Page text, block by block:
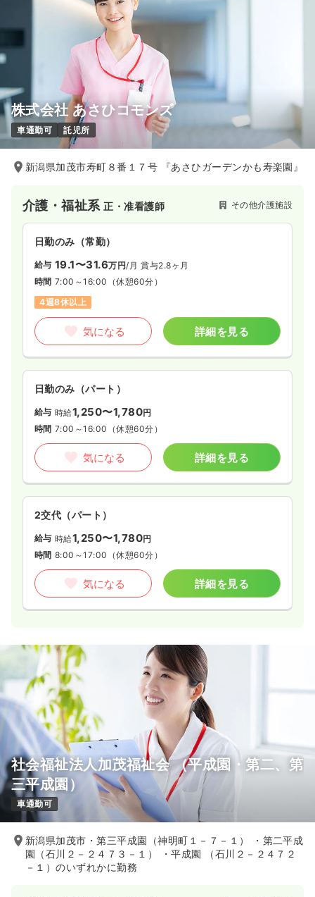
株式会社 あさひコモンズ
車通勤可 託児所
新潟県加茂市寿町８番１７号 『あさひガーデンかも寿楽園』
介護・福祉系正・准看護師 その他介護施設
日勤のみ（常勤）
給与 19.1〜31.6万円/月 賞与2.8ヶ月
時間 7:00～16:00 （休憩60分）
4週8休以上
気になる 詳細を見る
日勤のみ（パート）
給与 時給1,250〜1,780円
時間 7:00～16:00 （休憩60分）
気になる 詳細を見る
2交代（パート）
給与 時給1,250〜1,780円
時間 8:00～17:00 （休憩60分）
気になる 詳細を見る
社会福祉法人加茂福祉会 （平成園・第二、第
三平成園）
車通勤可
新潟県加茂市・第三平成園（神明町１－７－１） ・第二平成
園（石川２－２４７３－１） ・平成園 （石川２－２４７２
－１）のいずれかに勤務